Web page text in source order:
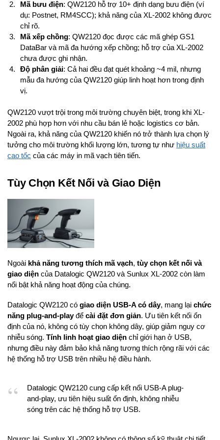
Mã bưu điện: QW2120 hỗ trợ 10+ định dạng bưu điện (ví
dụ: Postnet, RM4SCC); khả năng của XL-2002 không được
chỉ rõ.
Mã xếp chồng: QW2120 đọc được các mã ghép GS1
DataBar và mã đa hướng xếp chồng; hỗ trợ của XL-2002
chưa được ghi nhận.
Độ phân giải: Cả hai đều đạt quét khoảng ~4 mil, nhưng
mẫu đa hướng của QW2120 giúp linh hoạt hơn trong định
vị.
QW2120 vượt trội trong môi trường chuyên biệt, trong khi XL-
2002 phù hợp hơn với nhu cầu bán lẻ hoặc logistics cơ bản.
Ngoài ra, khả năng của QW2120 khiến nó trở thành lựa chọn lý
tưởng cho môi trường khối lượng lớn, tương tự như hiệu suất
cao tốc của các máy in mã vạch tiên tiến.
Tùy Chọn Kết Nối và Giao Diện
Ngoài khả năng tương thích mã vạch, tùy chọn kết nối và
giao diện của Datalogic QW2120 và Sunlux XL-2002 còn làm
nổi bật khả năng hoạt động của chúng.
Datalogic QW2120 có giao diện USB-A có dây, mang lại chức
năng plug-and-playđể cài đặt đơn giản. Ưu tiên kết nối ổn
định của nó, không có tùy chọn không dây, giúp giảm nguy cơ
nhiễu sóng. Tính linh hoạt giao diện chỉ giới hạn ở USB,
nhưng điều này đảm bảo khả năng tương thích rộng rãi với các
hệ thống hỗ trợ USB trên nhiều hệ điều hành.
Datalogic QW2120 cung cấp kết nối USB-A plug-
and-play, ưu tiên hiệu suất ổn định, không nhiễu
sóng trên các hệ thống hỗ trợ USB.